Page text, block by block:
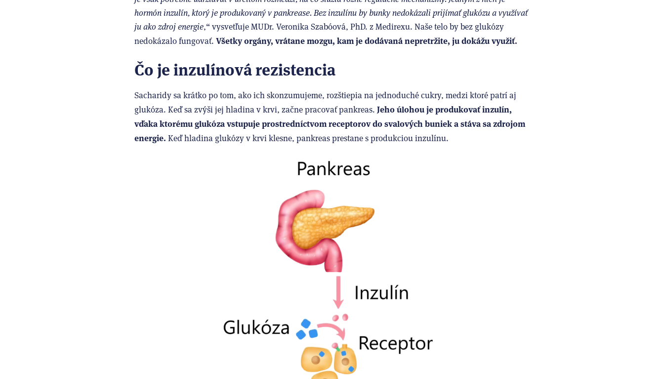
hormón inzulín, ktorý je produkovaný v pankrease. Bez inzulínu by bunky nedokázali prijímať glukózu a využívať
ju ako zdroj energie,“ vysvetľuje MUDr. Veronika Szabóová, PhD. z Medirexu. Naše telo by bez glukózy
nedokázalo fungovať. Všetky orgány, vrátane mozgu, kam je dodávaná nepretržite, ju dokážu využiť.
Čo je inzulínová rezistencia
Sacharidy sa krátko po tom, ako ich skonzumujeme, rozštiepia na jednoduché cukry, medzi ktoré patrí aj
glukóza. Keď sa zvýši jej hladina v krvi, začne pracovať pankreas. Jeho úlohou je produkovať inzulín,
vďaka ktorému glukóza vstupuje prostredníctvom receptorov do svalových buniek a stáva sa zdrojom
energie. Keď hladina glukózy v krvi klesne, pankreas prestane s produkciou inzulínu.